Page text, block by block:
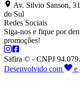
Av. Silvio Sanson,
do Sul
Redes Sociais
Siga-nos e fique por
promoções!
Safira © - CNPJ
Desenvolvido com
e